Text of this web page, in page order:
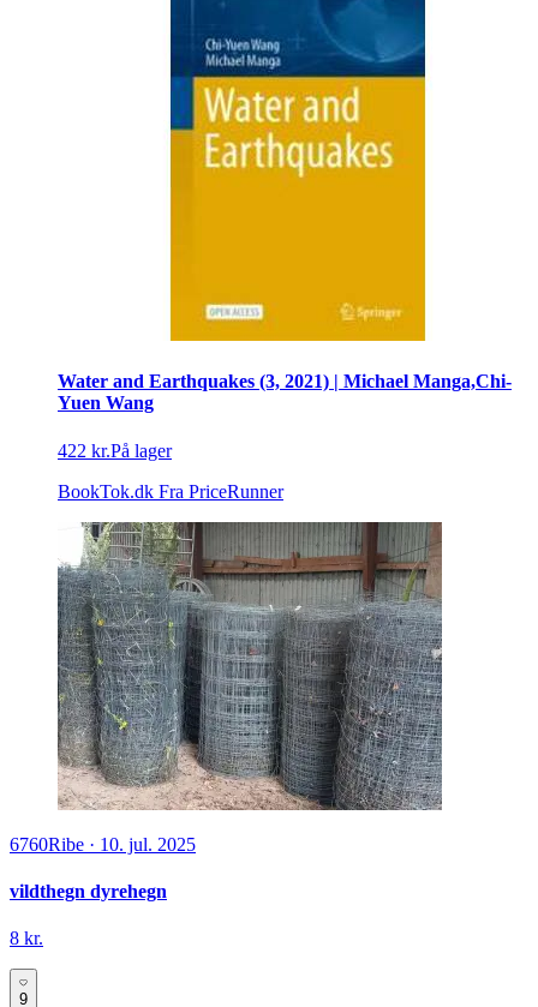
Water and Earthquakes (3, 2021) | Michael Manga,Chi-
Yuen Wang
422 kr.På lager
BookTok.dk Fra PriceRunner
6760Ribe · 10. jul. 2025
vildthegn dyrehegn
8 kr.
9